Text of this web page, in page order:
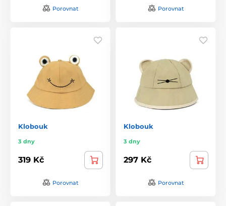
Porovnat Porovnat
Klobouk
3 dny
319 Kč
Porovnat
Klobouk
3 dny
297 Kč
Porovnat